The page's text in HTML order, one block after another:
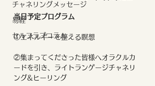
チャネリングメッセージ
易経
セルフラブコラム
当日予定プログラム
①エネルギーを整える瞑想
②集まってくださった皆様へオラクルカ
ードを引き、ライトランゲージチャネリ
ング&ヒーリング